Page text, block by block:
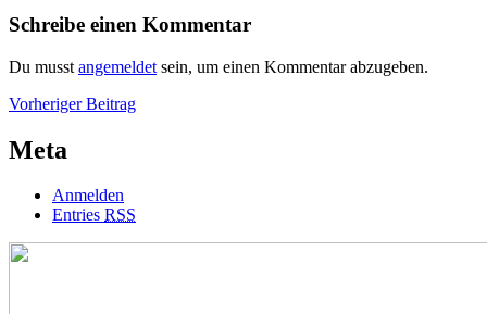
Schreibe einen Kommentar
Du musst angemeldet sein, um einen Kommentar abzugeben.
Beitragsnavigation
Vorheriger BeitragVorheriger
Meta
Anmelden
Entries RSS